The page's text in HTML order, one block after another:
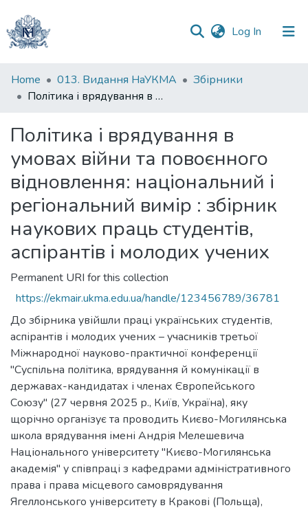
Log In (current)
Communities
&
All of DSpace
Statistics
Home 013. Видання НаУКМА
Збірники
Політика і врядування в умовах війни та повоєнного відновлення: національний і регіональний вимір : збірник наукових праць студентів, аспірантів і молодих учених
Політика і врядування в
умовах війни та повоєнного
відновлення: національний і
регіональний вимір : збірник
наукових праць студентів,
аспірантів і молодих учених
Permanent URI for this collection
https://ekmair.ukma.edu.ua/handle/123456789/36781
До збірника увійшли праці українських студентів,
аспірантів і молодих учених – учасників третьої
Міжнародної науково-практичної конференції
"Суспільна політика, врядування й комунікації в
державах-кандидатах і членах Європейського
Союзу" (27 червня 2025 р., Київ, Україна), яку
щорічно організує та проводить Києво-Могилянська
школа врядування імені Андрія Мелешевича
Національного університету "Києво-Могилянська
академія" у співпраці з кафедрами адміністративного
права і права місцевого самоврядування
Ягеллонського університету в Кракові (Польща),